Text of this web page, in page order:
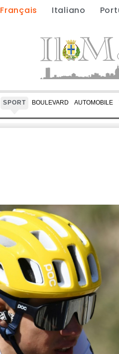
Français Italiano
SPORT BOULEVARD AUTOMOBILE